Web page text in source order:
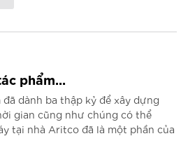
phẩm...
đã dành ba thập kỷ để xây dựng
gian cũng như chúng có thể
tại nhà Aritco đã là một phần của